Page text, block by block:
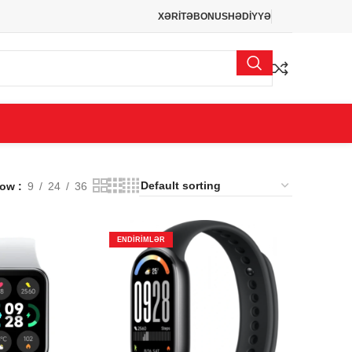
XƏRİTƏBONUSHƏDİYYƏ
9 24 36
ENDIRIMLƏR